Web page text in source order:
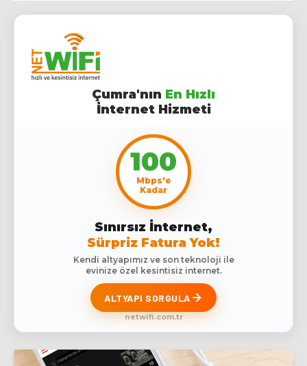
Çumra'nın En Hızlı
İnternet Hizmeti
100
Mbps'e
Kadar
Sınırsız İnternet,
Sürpriz Fatura Yok!
Kendi altyapımız ve son teknoloji ile
evinize özel kesintisiz internet.
ALTYAPI SORGULA
netwifi.com.tr